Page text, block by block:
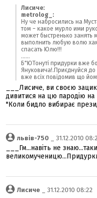
Лисиче:
metrolog_:
Ну че набросились на
том – какое мурло ими
может быстренько занять
выполнить любую волю
спасать Юлю!!!
......
Б"ЮТонуті придурки вже
Януковича!.Приєднуйся до
вже всіх повідомив що
___Лисиче, ви своєю
дивитися на цю пародію на
"Коли бидло вибирає
львів-750 _ 31.12.2010
___Гм...навіть не
Лисиче _ 31.12.2010 08:22